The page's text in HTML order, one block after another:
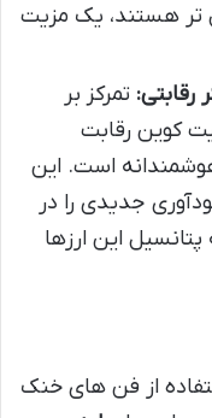
تر هستند، یک مزیت
رقابتی: تمرکز بر
کوین رقابت
است. این
جدیدی را در
این ارزها
از فن های خنک